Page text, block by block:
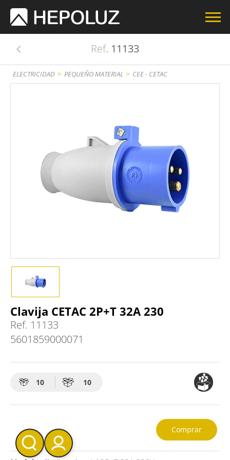
Ref. 11133
ELECTRICIDAD > PEQUEÑO MATERIAL > CEE - CETAC
Clavija CETAC 2P+T 32A 230
Ref. 11133
5601859000071
10 10